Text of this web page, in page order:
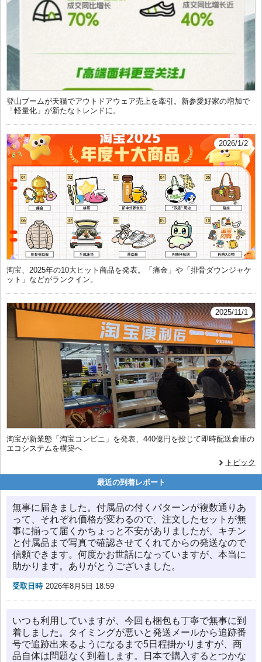
登山ブームが天猫でアウトドアウェア売上を牽引。新参愛好家の増加で
「軽量化」が新たなトレンドに。
2026/1/2
淘宝、2025年の10大ヒット商品を発表。「痛金」や「排骨ダウンジャケ
ット」などがランクイン。
2025/11/1
淘宝が新業態「淘宝コンビニ」を発表、440億円を投じて即時配送倉庫の
エコシステムを構築へ
トピック
最近の到着レポート
無事に届きました。付属品の付くパターンが複数通りあ
って、それぞれ価格が変わるので、注文したセットが無
事に揃って届くかちょっと不安がありましたが、キチン
と付属品まで写真で確認させてくれてからの発送なので
信頼できます。何度かお世話になっていますが、本当に
助かります。ありがとうございました。
受取日時 2026年8月5日 18:59
いつも利用していますが、今回も梱包も丁寧で無事に到
着しました。タイミングが悪いと発送メールから追跡番
号で追跡出来るようになるまで5日程掛かりますが、商
品自体は問題なく到着します。日本で購入するとつかな